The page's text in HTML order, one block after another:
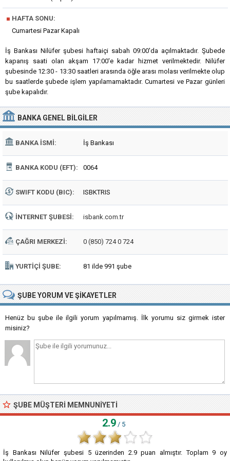
■ HAFTA SONU:
Cumartesi Pazar Kapalı
İş Bankası Nilüfer şubesi haftaiçi sabah 09:00'da açılmaktadır. Şubede
kapanış saati olan akşam 17:00'e kadar hizmet verilmektedir. Nilüfer
şubesinde 12:30 - 13:30 saatleri arasında öğle arası molası verilmekte olup
bu saatlerde şubede işlem yapılamamaktadır. Cumartesi ve Pazar günleri
şube kapalıdır.
BANKA GENEL BILGILER
BANKA İSMI: İş Bankası
BANKA KODU (EFT): 0064
SWIFT KODU (BIC): ISBKTRIS
İNTERNET ŞUBESI: isbank.com.tr
ÇAĞRI MERKEZI: 0 (850) 724 0 724
YURTIÇI ŞUBE: 81 ilde 991 şube
ŞUBEYORUM VE ŞIKAYETLER
Henüz bu şube ile ilgili yorum yapılmamış. İlk yorumu siz girmek ister
misiniz?
ŞUBE MÜŞTERI MEMNUNIYETI
2.9 / 5
İş Bankası Nilüfer şubesi 5üzerinden 2.9puan almıştır. Toplam9 oy